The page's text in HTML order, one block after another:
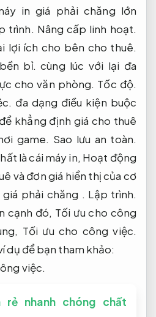
in giá phải chăng lớn
trình. Nâng cấp linh hoạt.
lợi ích cho bên cho thuê.
bỉ. cùng lúc với lại đa
cho văn phòng. Tốc độ.
đa dạng điều kiện buộc
khẳng định giá cho thuê
game. Sao lưu an toàn.
là cái máy in, Hoạt động
và đơn giá hiển thị của cơ
phải chăng . Lập trình.
cạnh đó, Tối ưu cho công
Tối ưu cho công việc.
dụ để bạn tham khảo:
việc.
rẻ nhanh chóng chất